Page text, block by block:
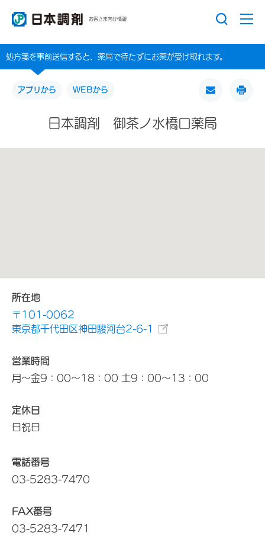
お客さま向け情報
処方箋を事前送信すると、薬局で待たずにお薬が受け取れます。
アプリから WEBから
日本調剤 御茶ノ水橋口薬局
所在地
〒101-0062
東京都千代田区神田駿河台2-6-1
営業時間
月～金9：00～18：00 土9：00～13：00
定休日
日祝日
電話番号
03-5283-7470
FAX番号
03-5283-7471